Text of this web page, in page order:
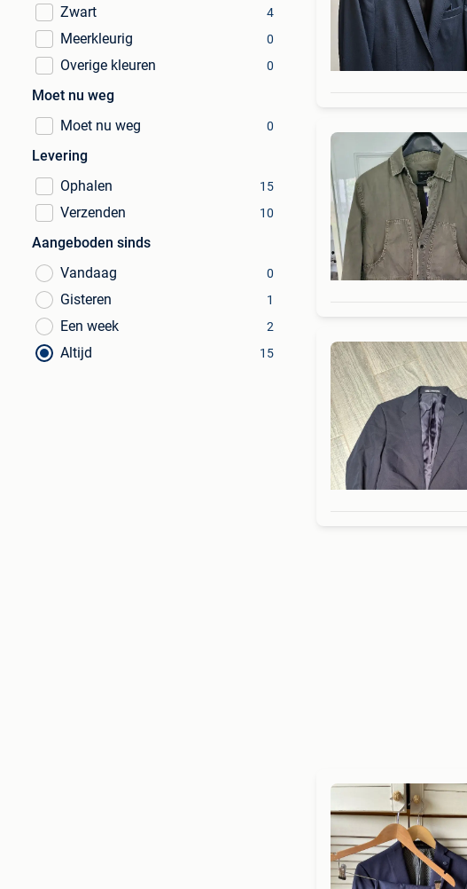
Zwart 4
Meerkleurig 0
Overige kleuren 0
Moet nu weg
Moet nu weg
0
Levering
Ophalen
15
Verzenden 10
Aangeboden sinds
Vandaag
0
Gisteren 1
Een week 2
Altijd 15